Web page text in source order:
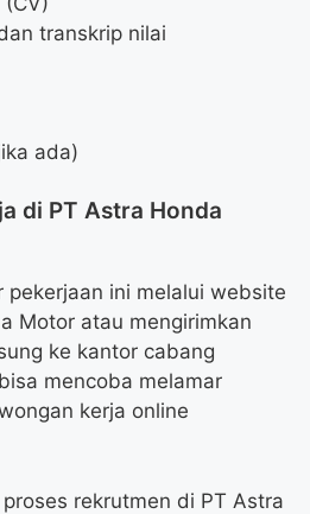
transkrip nilai
ada)
di PT Astra Honda
ini melalui website
Motor atau mengirimkan
ke kantor cabang
mencoba melamar
kerja online
rekrutmen di PT Astra